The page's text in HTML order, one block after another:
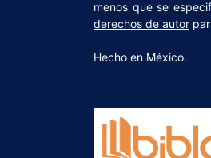
menos que se
derechos de autor
Hecho en México.